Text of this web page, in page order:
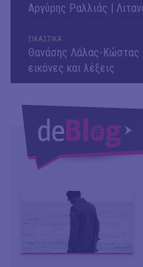
Αργύρης Ραλλιάς |
ΕΙΚΑΣΤΙΚΑ
Θανάσης Λάλας-Κώστας
εικόνες και λέξεις